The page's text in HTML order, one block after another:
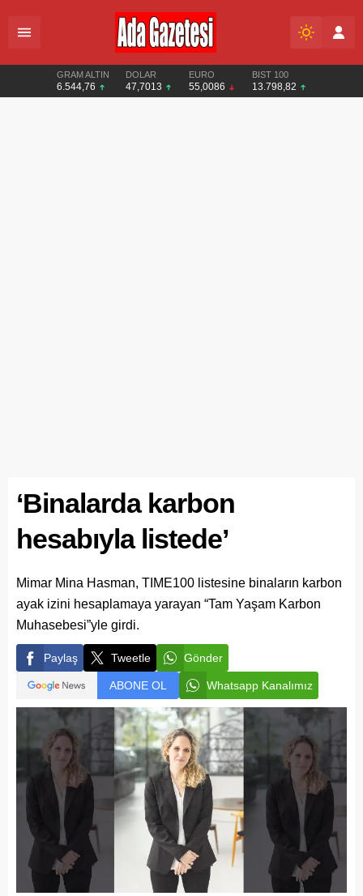
GRAM ALTIN
6.544,76
DOLAR
47,7013
EURO
55,0086
BIST 100
13.798,82
‘Binalarda karbon
hesabıyla listede’
Mimar Mina Hasman, TIME100 listesine binaların karbon
ayak izini hesaplamaya yarayan “Tam Yaşam Karbon
Muhasebesi”yle girdi.
Paylaş Tweetle Gönder
ABONE OL Whatsapp Kanalımız